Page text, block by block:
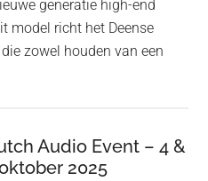
generatie high-end
model richt het Deense
zowel houden van een
Audio Event – 4 &
2025